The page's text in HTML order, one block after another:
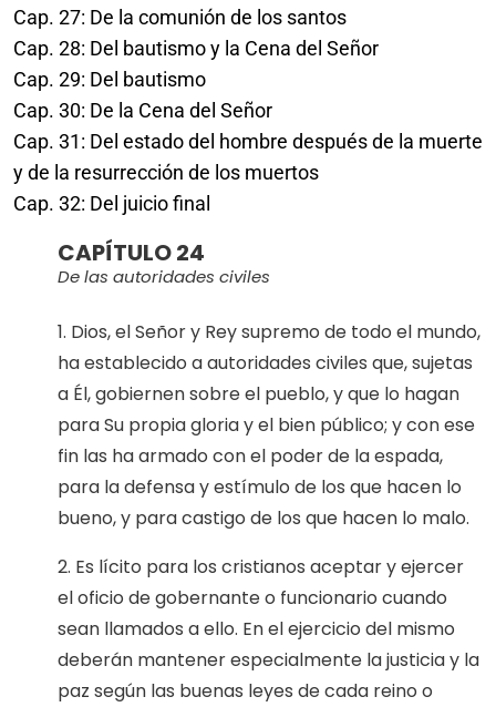
Cap. 27: De la comunión de los santos
Cap. 28: Del bautismo y la Cena del Señor
Cap. 29: Del bautismo
Cap. 30: De la Cena del Señor
Cap. 31: Del estado del hombre después de la muerte
y de la resurrección de los muertos
Cap. 32: Del juicio final
CAPÍTULO 24
De las autoridades civiles
1. Dios, el Señor y Rey supremo de todo el mundo,
ha establecido a autoridades civiles que, sujetas
a Él, gobiernen sobre el pueblo, y que lo hagan
para Su propia gloria y el bien público; y con ese
fin las ha armado con el poder de la espada,
para la defensa y estímulo de los que hacen lo
bueno, y para castigo de los que hacen lo malo.
2. Es lícito para los cristianos aceptar y ejercer
el oficio de gobernante o funcionario cuando
sean llamados a ello. En el ejercicio del mismo
deberán mantener especialmente la justicia y la
paz según las buenas leyes de cada reino o